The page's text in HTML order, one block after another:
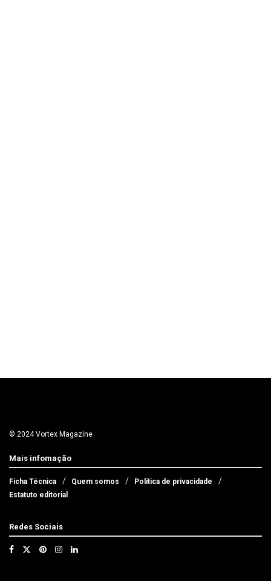
© 2024 Vortex Magazine
Mais infomação
Ficha Técnica Quem somos
Política de privacidade
Estatuto editorial
Redes Sociais